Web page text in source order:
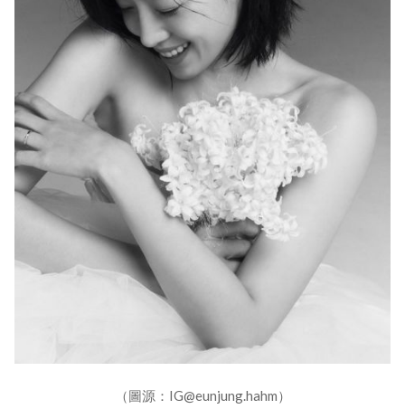
（圖源：IG@eunjung.hahm）